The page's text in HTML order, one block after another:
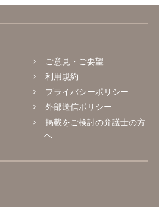
ご意見・ご要望
利用規約
プライバシーポリシー
外部送信ポリシー
掲載をご検討の弁護士の方
へ